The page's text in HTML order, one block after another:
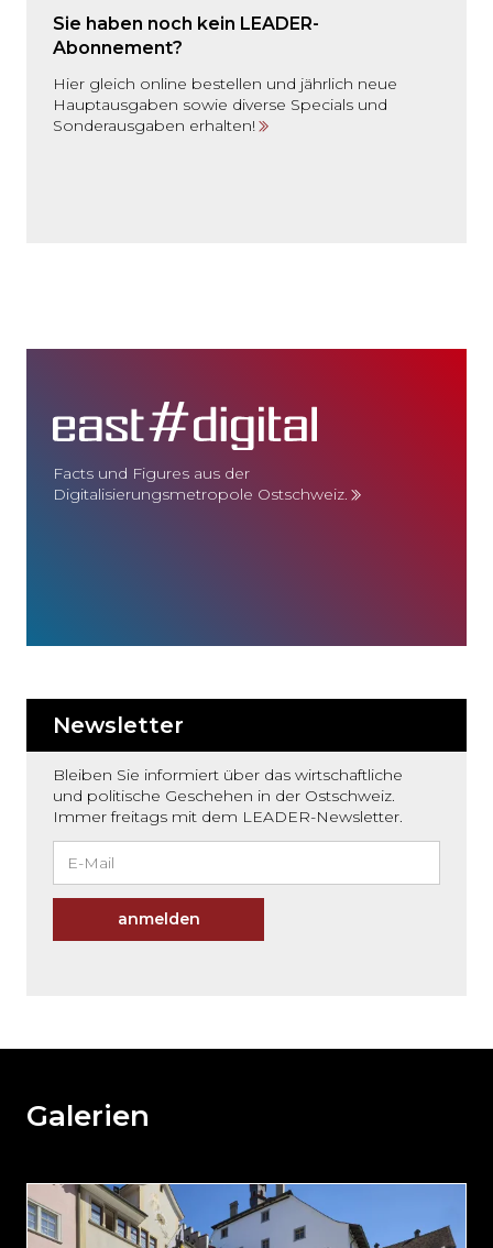
Sie haben noch kein LEADER-
Abonnement?
Hier gleich online bestellen und jährlich neue
Hauptausgaben sowie diverse Specials und
Sonderausgaben erhalten!
Facts und Figures aus der
Digitalisierungsmetropole Ostschweiz.
Newsletter
Bleiben Sie informiert über das wirtschaftliche
und politische Geschehen in der Ostschweiz.
Immer freitags mit dem LEADER-Newsletter.
anmelden
weiteren
und
direkt
zum
Galerien